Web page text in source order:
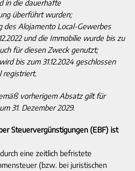
in die dauerhafte
überführt wurden;
des Alojamento Local-Gewerbes
und die Immobilie wurde bis zu
für diesen Zweck genutzt;
bis zum 31.12.2024 geschlossen
registriert.
vorherigem Absatz gilt für
31. Dezember 2029.
Steuervergünstigungen (EBF) ist
eine zeitlich befristete
(bzw. bei juristischen